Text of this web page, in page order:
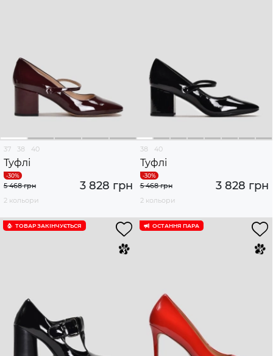
37 38 40
Туфлі
3 828 грн
5 468 грн
2 кольори
38 40
Туфлі
3 828 грн
5 468 грн
2 кольори
ТОВАР ЗАКІНЧУЄTЬСЯ ОСТАННЯ ПАРА